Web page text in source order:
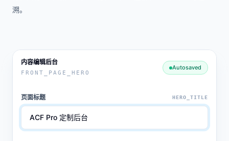
溯。
内容编辑后台
FRONT_PAGE_HERO
Autosaved
页面标题 HERO_TITLE